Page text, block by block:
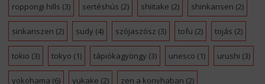
roppongi hills (3) sertéshús (2) shiitake (2) shinkansen (2)
sinkanszen (2) sudy (4) szójaszósz (3) tofu (2) tojás (2)
tokio (3) tokyo (1) tápiókagyöngy (3) unesco (1) urushi (3)
yokohama (6) yukake (2) zen a konyhaban (2)